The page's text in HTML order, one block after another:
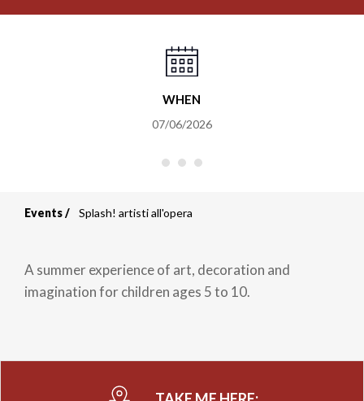
WHEN
07/06/2026
Breadcrumb
Events Splash! artisti all'opera
A summer experience of art, decoration and
imagination for children ages 5 to 10.